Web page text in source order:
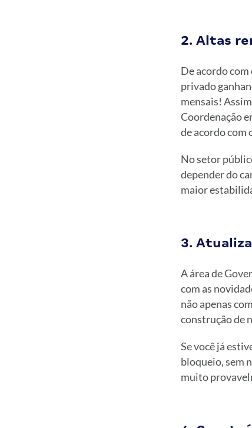
2. Altas
De acordo
privado
mensais!
Coordenação
de acordo com
No setor
depender do
maior
3.
A área de
com as
não apenas
construção de
Se você já
bloqueio, sem
muito